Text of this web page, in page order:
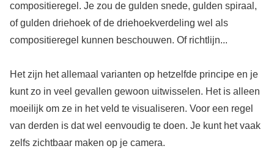
compositieregel. Je zou de gulden snede, gulden spiraal,
of gulden driehoek of de driehoekverdeling wel als
compositieregel kunnen beschouwen. Of richtlijn...
Het zijn het allemaal varianten op hetzelfde principe en je
kunt zo in veel gevallen gewoon uitwisselen. Het is alleen
moeilijk om ze in het veld te visualiseren. Voor een regel
van derden is dat wel eenvoudig te doen. Je kunt het vaak
zelfs zichtbaar maken op je camera.